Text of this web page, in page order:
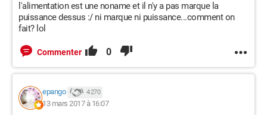
l'alimentation est une noname et il n'y a pas marque la
puissance dessus :/ ni marque ni puissance...comment on
fait? lol
Commenter 0
epango 4 270
13 mars 2017 à 16:07